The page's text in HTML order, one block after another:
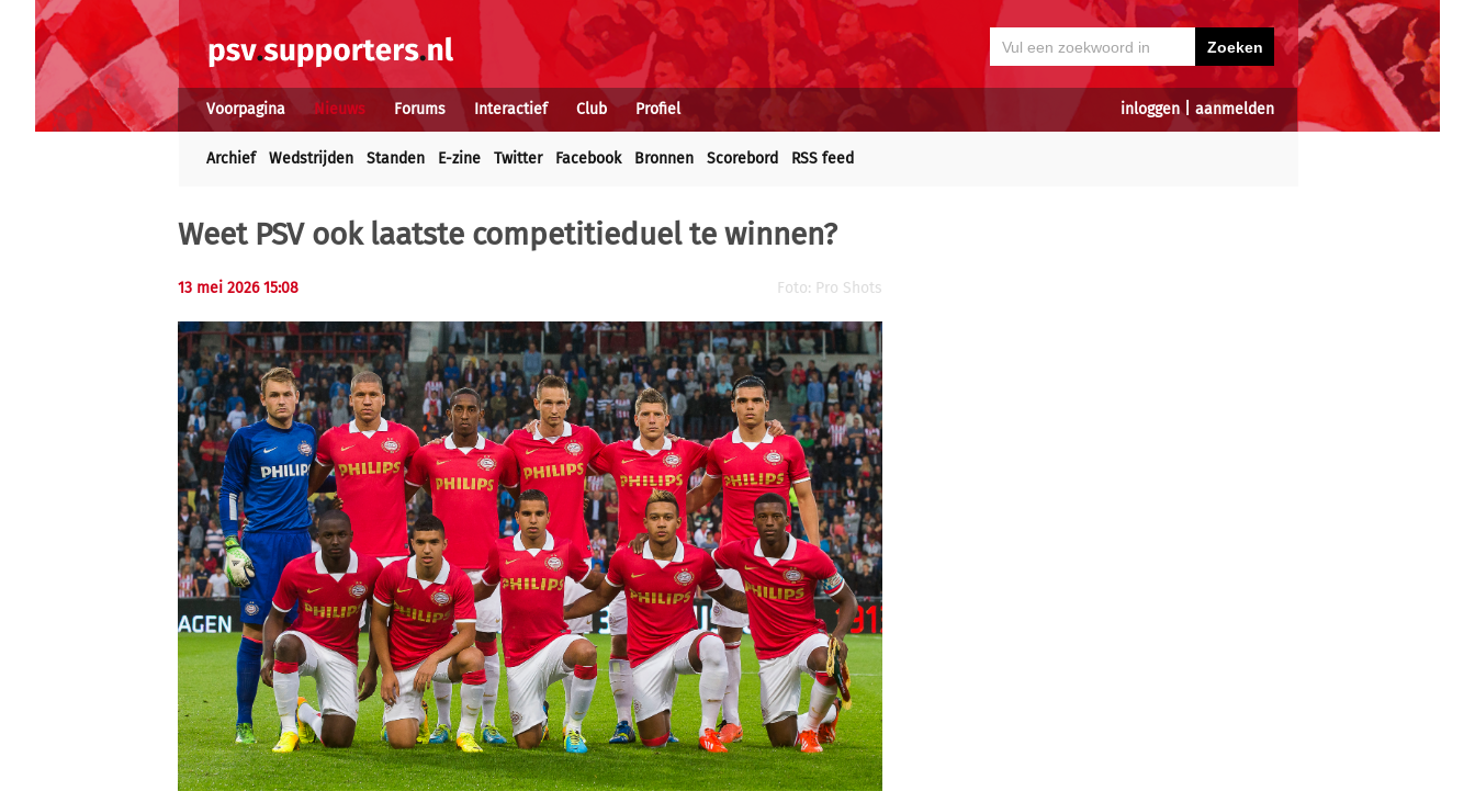
inloggen| aanmelden
Voorpagina Nieuws Forums Interactief Club Profiel
Archief Wedstrijden Standen E-zine Twitter Facebook Bronnen Scorebord RSS feed
Weet PSV ook laatste competitieduel te winnen?
13 mei 2026 15:08 Foto: Pro Shots